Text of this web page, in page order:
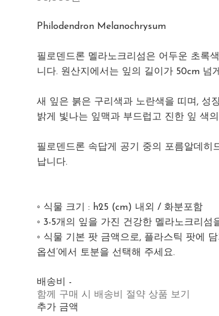
Philodendron Melanochrysum
필로덴드론 멜라노크리섬은 어두운 초록
니다. 원산지에서는 잎의 길이가 50cm 넘
새 잎은 붉은 구리색과 노란색을 띠며, 성
밝게 빛나는 잎맥과 부드럽고 진한 잎 색
필로덴드론 속답게 공기 중의 포름알데히
납니다.
◦ 식물 크기 : h25 (cm) 내외 / 화분포함
◦ 3-5개의 잎을 가진 건강한 멜라노크리섬
◦ 식물 기본 팟 금액으로, 플라스틱 팟에
옵션’에서 토분을 선택해 주세요.
배송비 -
함께 구매 시 배송비 절약 상품 보기
추가 금액